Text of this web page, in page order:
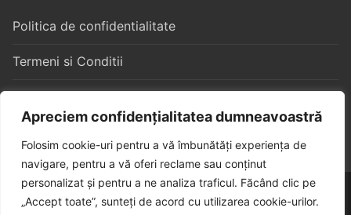
Apreciem confidențialitatea dumneavoastră
Folosim cookie-uri pentru a vă îmbunătăți experiența de
navigare, pentru a vă oferi reclame sau conținut
personalizat și pentru a ne analiza traficul. Făcând clic pe
„Accept toate”, sunteți de acord cu utilizarea cookie-urilor.
Politica de confidentialitate
Termeni si Conditii
Copyright © 2026 – Algorithm Constructii S3